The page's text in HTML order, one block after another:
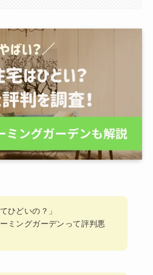
ひどいの？」
ーミングガーデンって評判悪